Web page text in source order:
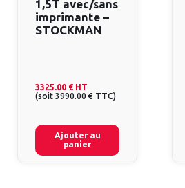
1,5T avec/sans
imprimante –
STOCKMAN
3325.00 € HT
(soit 3990.00 € TTC)
Ajouter au
panier